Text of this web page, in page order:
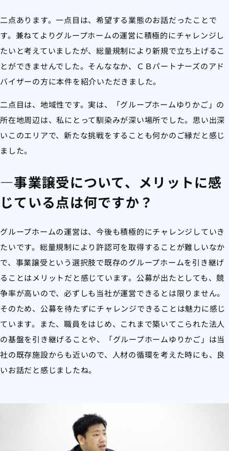
二点あります。一点目は、希望する業態のお話だったことで
す。兼ねてよりグループホームの運営に積極的にチャレンジし
たいと考えていましたが、総量規制により新規で立ち上げるこ
とができませんでした。そんななか、ＣＢパートナーズのアド
バイザーの方に本件を紹介いただきました。
二点目は、地域性です。実は、「グループホームゆりかご」の
所在地周辺は、私にとって馴染みが深い場所でした。思い出深
いこのエリアで、新たな挑戦をすることも何かのご縁だと感じ
ました。
―事業譲受について、メリットに感
じている点は何ですか？
グループホームの運営は、今後も積極的にチャレンジしていき
たいです。総量規制により許認可を取得することが難しいなか
で、事業譲受という選択肢で既存のグループホームを引き継げ
ることはメリットだと感じています。公募が出たとしても、競
争率が高いので、必ずしも当社が運営できるとは限りません。
そのため、公募を待たずにチャレンジできることは魅力に感じ
ています。また、職員をはじめ、これまで築いてこられた法人
の基盤を引き継げることや、「グループホームゆりかご」は当
社の既存施設からも近いので、人材の循環を考えた時にも、良
いお話だと感じましたね。